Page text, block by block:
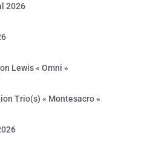
2026
Lewis « Omni »
Trio(s) « Montesacro »